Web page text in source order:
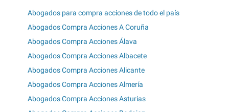
Abogados para compra acciones de todo el país
Abogados Compra Acciones A Coruña
Abogados Compra Acciones Álava
Abogados Compra Acciones Albacete
Abogados Compra Acciones Alicante
Abogados Compra Acciones Almería
Abogados Compra Acciones Asturias